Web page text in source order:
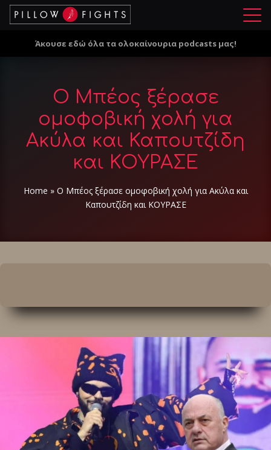
Μ
ο
Άκουσε εδώ όλα τα ολοκαίνουρια podcasts μας!
Ο Μπέος ξέρασε
ομοφοβική χολή για
Ακύλα και Καπουτζίδη
και ΚΟΥΡΑΣΕ
Home » Ο Μπέος ξέρασε ομοφοβική χολή για Ακύλα και
Καπουτζίδη και ΚΟΥΡΑΣΕ